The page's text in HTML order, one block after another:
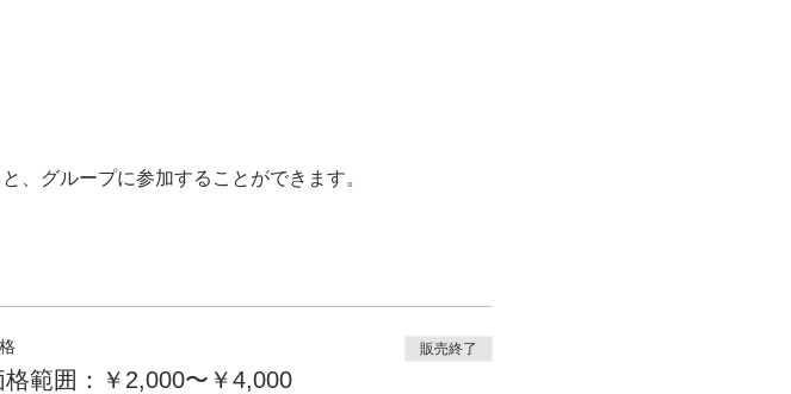
、グループに参加することができます。
格範囲：￥2,000〜￥4,000
販売終了